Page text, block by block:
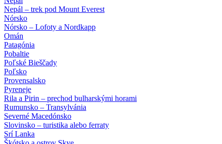
Nepál – trek pod Mount Everest
Nórsko
Nórsko – Lofoty a Nordkapp
Omán
Patagónia
Pobaltie
Poľské Bieščady
Poľsko
Provensalsko
Pyreneje
Rila a Pirin – prechod bulharskými horami
Rumunsko – Transylvánia
Severné Macedónsko
Slovinsko – turistika alebo ferraty
Srí Lanka